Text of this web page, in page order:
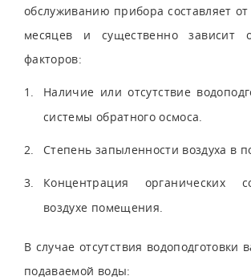
обслуживанию прибора составляет
месяцев и существенно зависит
факторов:
Наличие или отсутствие
системы обратного осмоса.
Степень запыленности воздуха в
Концентрация органических
воздухе помещения.
В случае отсутствия водоподготовки
подаваемой воды: